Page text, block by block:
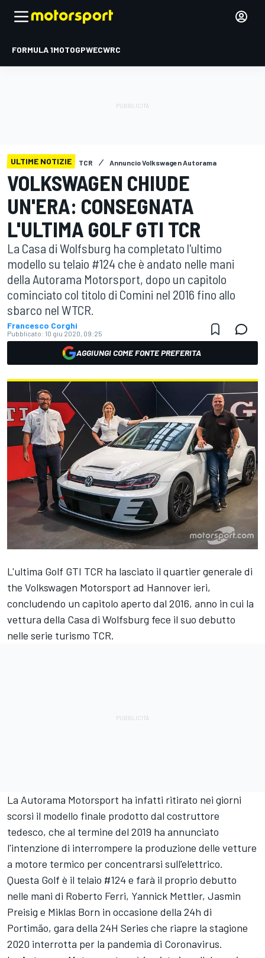
FORMULA 1MOTOGPWECWRC
ULTIME NOTIZIE TCR Annuncio Volkswagen Autorama
VOLKSWAGEN CHIUDE
UN'ERA: CONSEGNATA
L'ULTIMA GOLF GTI TCR
La Casa di Wolfsburg ha completato l'ultimo
modello su telaio #124 che è andato nelle mani
della Autorama Motorsport, dopo un capitolo
cominciato col titolo di Comini nel 2016 fino allo
sbarco nel WTCR.
Francesco Corghi
Pubblicato: 10 giu 2020, 09:25
AGGIUNGI COME FONTE PREFERITA
L'ultima Golf GTI TCR ha lasciato il quartier generale di
the Volkswagen Motorsport ad Hannover ieri,
concludendo un capitolo aperto dal 2016, anno in cui la
vettura della Casa di Wolfsburg fece il suo debutto
nelle serie turismo TCR.
La Autorama Motorsport ha infatti ritirato nei giorni
scorsi il modello finale prodotto dal costruttore
tedesco, che al termine del 2019 ha annunciato
l'intenzione di interrompere la produzione delle vetture
a motore termico per concentrarsi sull'elettrico.
Questa Golf è il telaio #124 e farà il proprio debutto
nelle mani di Roberto Ferri, Yannick Mettler, Jasmin
Preisig e Miklas Born in occasione della 24h di
Portimão, gara della 24H Series che riapre la stagione
2020 interrotta per la pandemia di Coronavirus.